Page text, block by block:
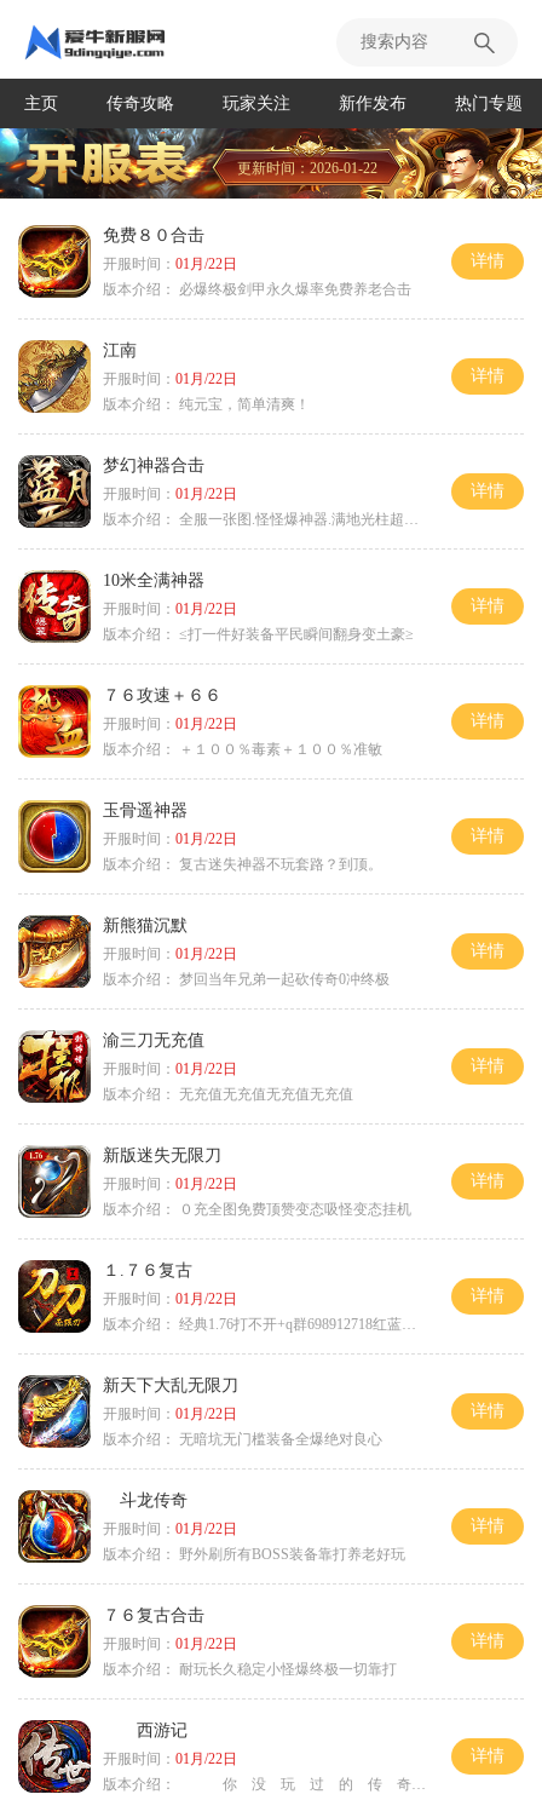
主页 传奇攻略 玩家关注 新作发布 热门专题
更新时间：2026-01-22
免费８０合击
开服时间： 01月/22日
版本介绍：
必爆终极剑甲永久爆率免费养老合击
详情
江南
开服时间： 01月/22日
版本介绍： 纯元宝，简单清爽！
详情
梦幻神器合击
开服时间： 01月/22日
版本介绍： 全服一张图.怪怪爆神器.满地光柱超激情
详情
10米全满神器
开服时间： 01月/22日
版本介绍： ≤打一件好装备平民瞬间翻身变土豪≥
详情
７６攻速＋６６
开服时间： 01月/22日
版本介绍：
＋１００％毒素＋１００％准敏
详情
玉骨遥神器
开服时间： 01月/22日
版本介绍： 复古迷失神器不玩套路？到顶。
详情
新熊猫沉默
开服时间： 01月/22日
版本介绍： 梦回当年兄弟一起砍传奇0冲终极
详情
渝三刀无充值
开服时间： 01月/22日
版本介绍： 无充值无充值无充值无充值
详情
新版迷失无限刀
开服时间： 01月/22日
版本介绍：
０充全图免费顶赞变态吸怪变态挂机
详情
１.７６复古
开服时间： 01月/22日
版本介绍： 经典1.76打不开+q群698912718红蓝毒符免费
详情
新天下大乱无限刀
开服时间： 01月/22日
版本介绍： 无暗坑无门槛装备全爆绝对良心
详情
斗龙传奇
开服时间： 01月/22日
版本介绍：
野外刷所有BOSS装备靠打养老好玩
详情
７６复古合击
开服时间： 01月/22日
版本介绍： 耐玩长久稳定小怪爆终极一切靠打
详情
西游记
开服时间： 01月/22日
版本介绍：
你 没 玩 过 的 传 奇
详情